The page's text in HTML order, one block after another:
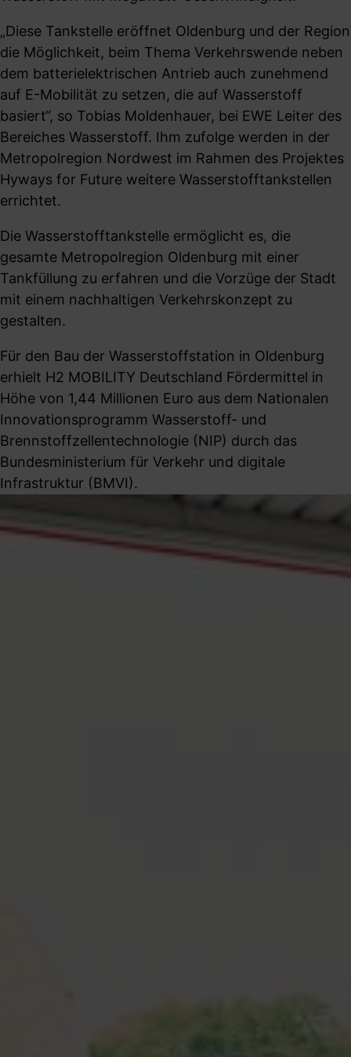
„Diese Tankstelle eröffnet Oldenburg und der Region
die Möglichkeit, beim Thema Verkehrswende neben
dem batterielektrischen Antrieb auch zunehmend
auf E-Mobilität zu setzen, die auf Wasserstoff
basiert“, so Tobias Moldenhauer, bei EWE Leiter des
Bereiches Wasserstoff. Ihm zufolge werden in der
Metropolregion Nordwest im Rahmen des Projektes
Hyways for Future weitere Wasserstofftankstellen
errichtet.
Die Wasserstofftankstelle ermöglicht es, die
gesamte Metropolregion Oldenburg mit einer
Tankfüllung zu erfahren und die Vorzüge der Stadt
mit einem nachhaltigen Verkehrskonzept zu
gestalten.
Für den Bau der Wasserstoffstation in Oldenburg
erhielt H2 MOBILITY Deutschland Fördermittel in
Höhe von 1,44 Millionen Euro aus dem Nationalen
Innovationsprogramm Wasserstoff- und
Brennstoffzellentechnologie (NIP) durch das
Bundesministerium für Verkehr und digitale
Infrastruktur (BMVI).